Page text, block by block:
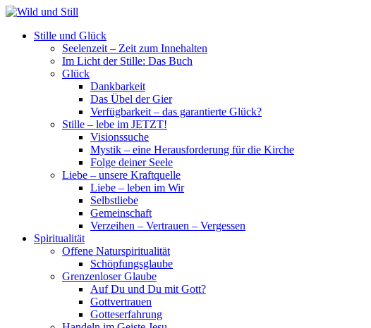
Stille und Glück
Seelenzeit – Zeit zum Innehalten
Im Licht der Stille: Das Buch
Glück
Dankbarkeit
Das Übel der Gier
Verfügbarkeit – das garantierte Glück?
Stille – lebe im JETZT!
Visionssuche
Mystik – eine Herausforderung für die Kirche
Folge deiner Seele
Liebe – unsere Kraftquelle
Liebe – leben im Wir
Selbstliebe
Gemeinschaft
Verzeihen – Vertrauen – Vergessen
Spiritualität
Offene Naturspiritualität
Schöpfungsglaube
Grenzenloser Glaube
Auf Du und Du mit Gott?
Gottvertrauen
Gotteserfahrung